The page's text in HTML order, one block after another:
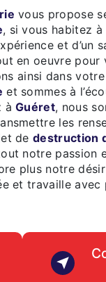
vous propose
, si vous habitez à
et d’un
en oeuvre pour
ainsi dans
et sommes à
àGuéret, nous
les
dedestruction
notre passion
plus notre
et travaille avec